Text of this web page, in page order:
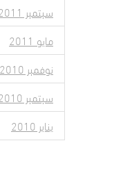
سبتمبر 2011
مايو 2011
نوفمبر 2010
سبتمبر 2010
يناير 2010